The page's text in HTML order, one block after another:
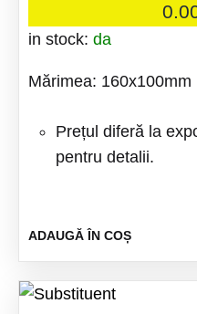
in stock: da
Mărimea: 160x100mm
Prețul diferă la
pentru detalii.
ADAUGĂ ÎN COȘ